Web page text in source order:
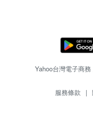
Yahoo台灣電子商
服務條款 |